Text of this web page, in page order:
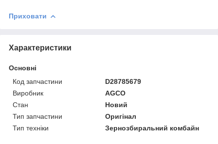
Приховати
Характеристики
Основні
Код запчастини
D28785679
Виробник
AGCO
Стан
Новий
Тип запчастини
Оригінал
Тип техніки
Зернозбиральний комбайн